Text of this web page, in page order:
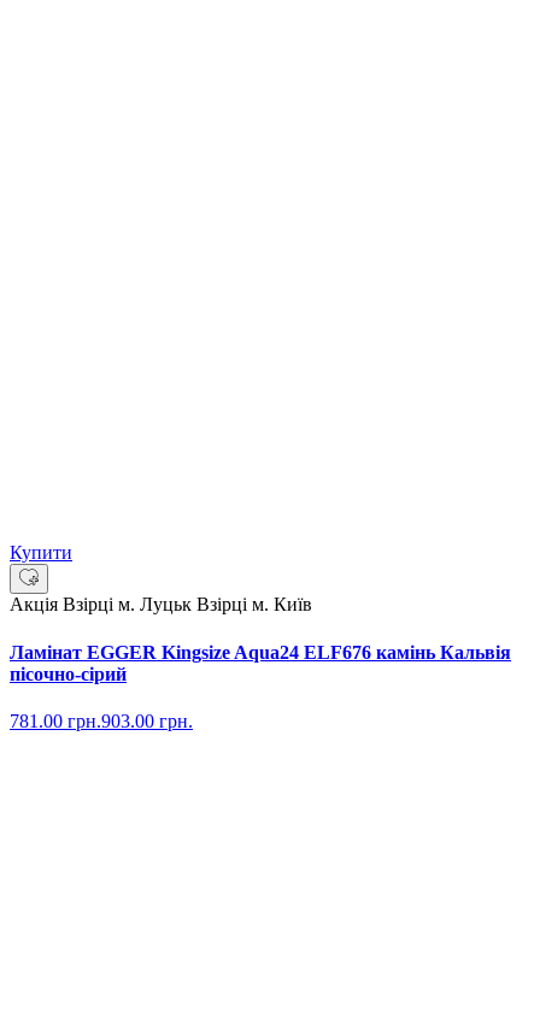
Купити
Акція Взірці м. Луцьк Взірці м. Київ
Ламінат EGGER Kingsize Aqua24 ELF676 камінь Кальвія
пісочно-сірий
781.00 грн.903.00 грн.